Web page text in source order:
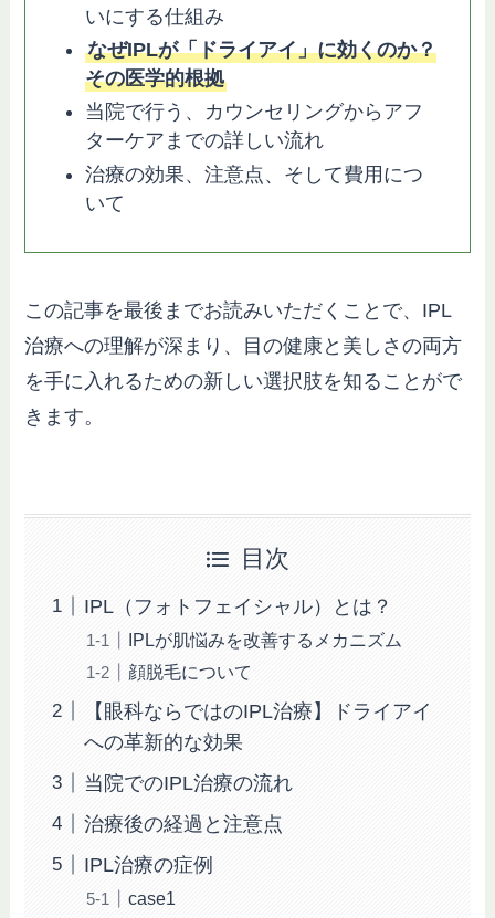
いにする仕組み
なぜIPLが「ドライアイ」に効くのか？
その医学的根拠
当院で行う、カウンセリングからアフ
ターケアまでの詳しい流れ
治療の効果、注意点、そして費用につ
いて
この記事を最後までお読みいただくことで、IPL
治療への理解が深まり、目の健康と美しさの両方
を手に入れるための新しい選択肢を知ることがで
きます。
目次
IPL（フォトフェイシャル）とは？
IPLが肌悩みを改善するメカニズム
顔脱毛について
【眼科ならではのIPL治療】ドライアイ
への革新的な効果
当院でのIPL治療の流れ
治療後の経過と注意点
IPL治療の症例
case1